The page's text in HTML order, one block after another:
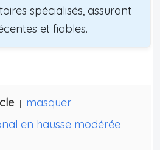
spécialisés, assurant
et fiables.
masquer
en hausse modérée